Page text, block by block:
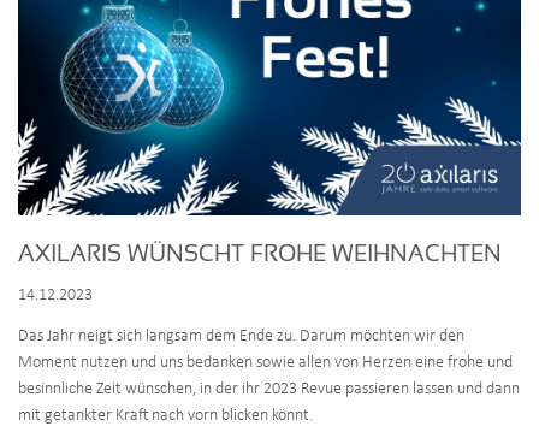
dabei
AXILARIS WÜNSCHT FROHE WEIHNACHTEN
14.12.2023
Das Jahr neigt sich langsam dem Ende zu. Darum möchten wir den
Moment nutzen und uns bedanken sowie allen von Herzen eine frohe und
besinnliche Zeit wünschen, in der ihr 2023 Revue passieren lassen und dann
mit getankter Kraft nach vorn blicken könnt.